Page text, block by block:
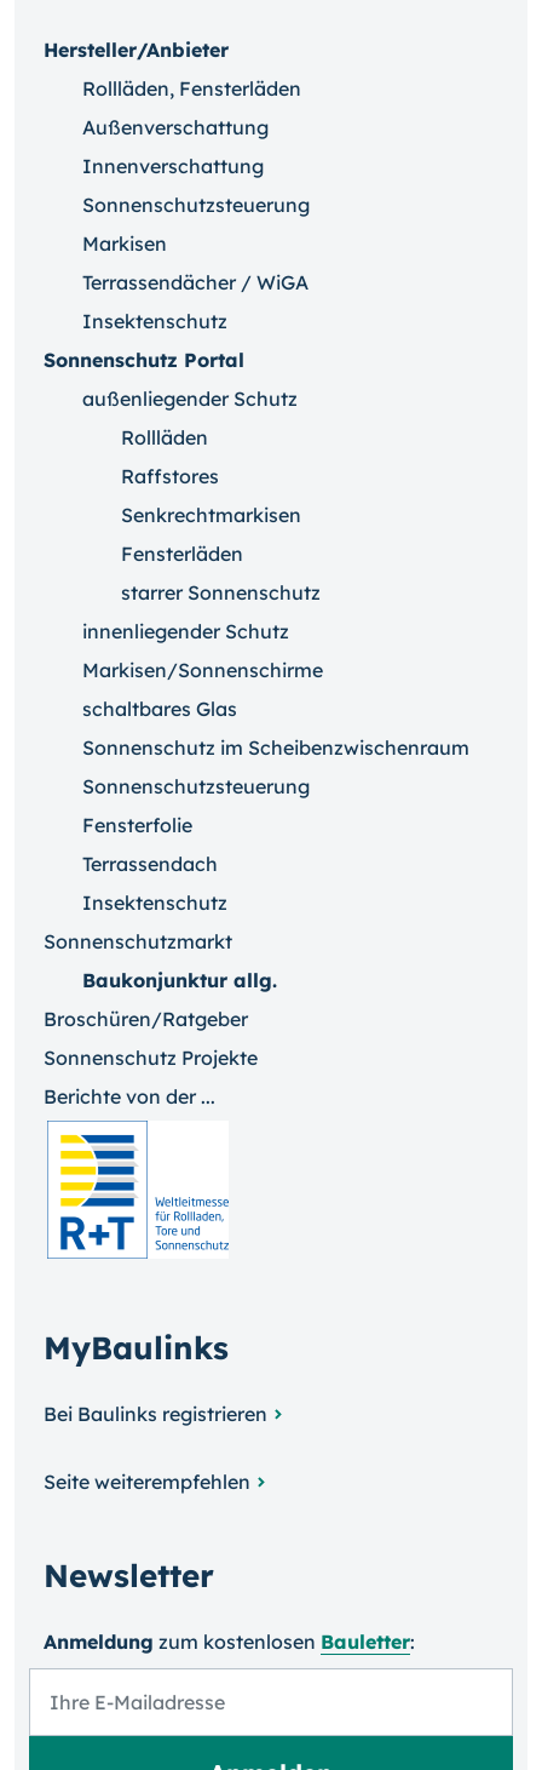
Hersteller/Anbieter
Rollläden, Fensterläden
Außenverschattung
Innenverschattung
Sonnenschutzsteuerung
Markisen
Terrassendächer / WiGA
Insektenschutz
Sonnenschutz Portal
außenliegender Schutz
Rollläden
Raffstores
Senkrechtmarkisen
Fensterläden
starrer Sonnenschutz
innenliegender Schutz
Markisen/Sonnenschirme
schaltbares Glas
Sonnenschutz im Scheibenzwischenraum
Sonnenschutzsteuerung
Fensterfolie
Terrassendach
Insektenschutz
Sonnenschutzmarkt
Baukonjunktur allg.
Broschüren/Ratgeber
Sonnenschutz Projekte
Berichte von der ...
MyBaulinks
Bei Baulinks registrieren
Seite weiterempfehlen
Newsletter
Anmeldung zum kosten­losen Bauletter: